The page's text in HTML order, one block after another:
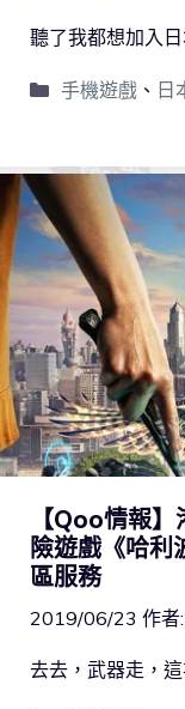
聽了我都想加入
手機遊戲、 日
【Qoo情報
險遊戲《哈利
區服務
2019/06/23 作者:
去去，武器走，